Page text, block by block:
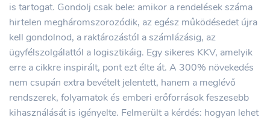
is tartogat. Gondolj csak bele: amikor a rendelések száma
hirtelen megháromszorozódik, az egész működésedet újra
kell gondolnod, a raktározástól a számlázásig, az
ügyfélszolgálattól a logisztikáig. Egy sikeres KKV, amelyik
erre a cikkre inspirált, pont ezt élte át. A 300% növekedés
nem csupán extra bevételt jelentett, hanem a meglévő
rendszerek, folyamatok és emberi erőforrások feszesebb
kihasználását is igényelte. Felmerült a kérdés: hogyan lehet